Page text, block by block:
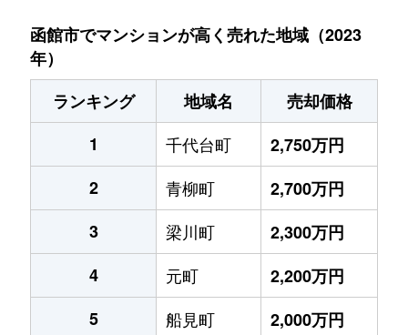
函館市でマンションが高く売れた地域（2023
年）
ランキング
地域名
売却価格
1
千代台町
2,750万円
2
青柳町
2,700万円
3
梁川町
2,300万円
4
元町
2,200万円
5
船見町
2,000万円